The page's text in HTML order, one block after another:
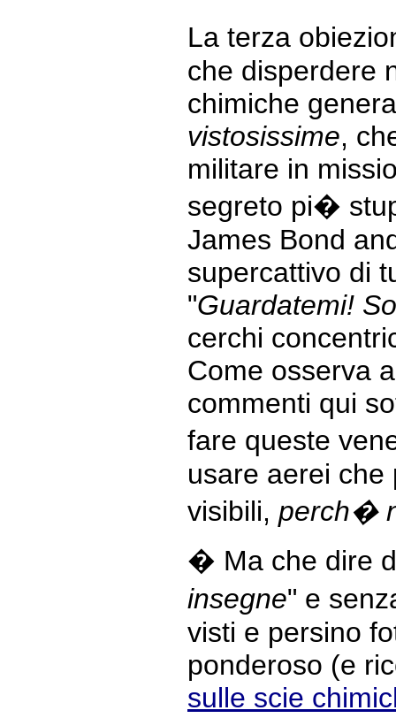
La terza
che disperdere
chimiche
vistosissime,
militare in
segreto pi�
James Bond
supercattivo di
"Guardatemi!
cerchi
Come osserva
commenti qui
fare queste
usare aerei che
visibili, perch�
� Ma che dire
insegne" e
visti e persino
ponderoso (e
sulle scie